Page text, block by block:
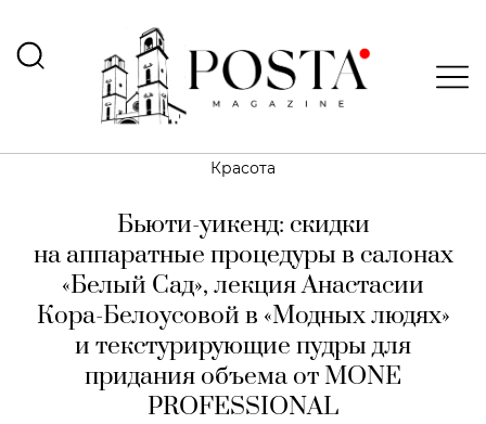
Красота
Бьюти-уикенд: скидки
на аппаратные процедуры в салонах
«Белый Сад», лекция Анастасии
Кора-Белоусовой в «Модных людях»
и текстурирующие пудры для
придания объема от MONE
PROFESSIONAL